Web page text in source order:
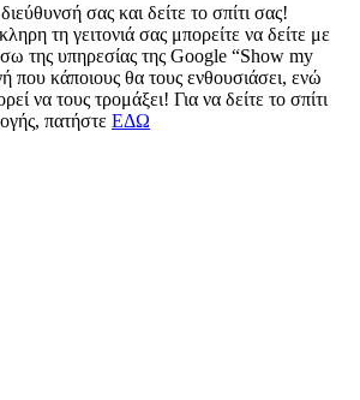
σας και δείτε το σπίτι σας!
τη γειτονιά σας μπορείτε να δείτε με
της υπηρεσίας της Google “Show my
που κάποιους θα τους ενθουσιάσει, ενώ
να τους τρομάξει! Για να δείτε το σπίτι
πατήστε ΕΔΩ